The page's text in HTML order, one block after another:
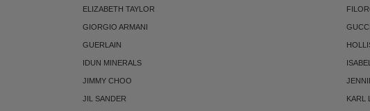
ELIZABETH TAYLOR
GIORGIO ARMANI GUCCI
GUERLAIN
IDUN MINERALS
JIMMY CHOO
JIL SANDER KARL